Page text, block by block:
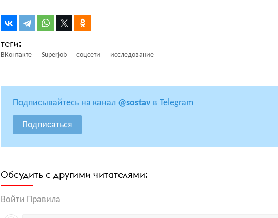
ВКонтакте Superjob соцсети исследование
Подписывайтесь на канал @sostav в Telegram
Подписаться
Обсудить с другими читателями:
Войти Правила